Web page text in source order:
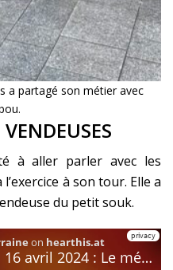
a partagé son métier avec
VENDEUSES
à aller parler avec les
à son tour. Elle a
du petit souk.